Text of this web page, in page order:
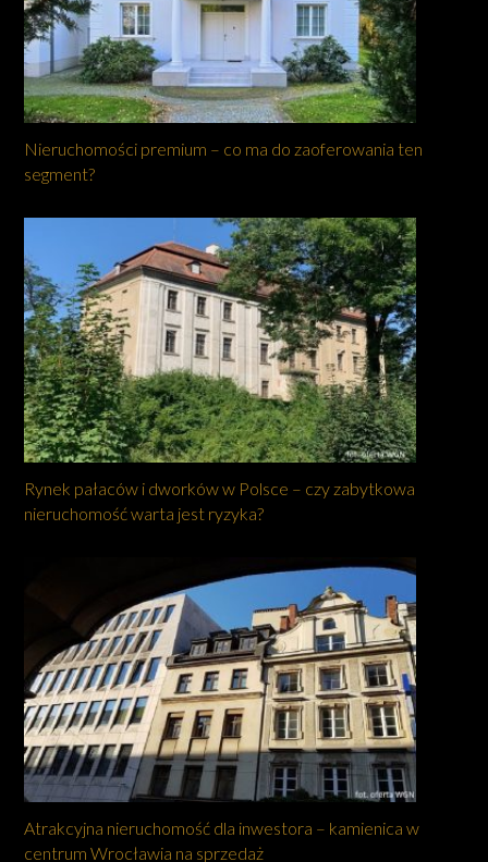
Nieruchomości premium – co ma do zaoferowania ten
segment?
Rynek pałaców i dworków w Polsce – czy zabytkowa
nieruchomość warta jest ryzyka?
Atrakcyjna nieruchomość dla inwestora – kamienica w
centrum Wrocławia na sprzedaż